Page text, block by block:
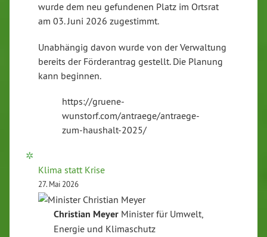
wurde dem neu gefundenen Platz im Ortsrat
am 03. Juni 2026 zugestimmt.
Unabhängig davon wurde von der Verwaltung
bereits der Förderantrag gestellt. Die Planung
kann beginnen.
https://gruene-
wunstorf.com/antraege/antraege-
zum-haushalt-2025/
Klima statt Krise
27. Mai 2026
Christian MeyerMinister für Umwelt,
Energie und Klimaschutz